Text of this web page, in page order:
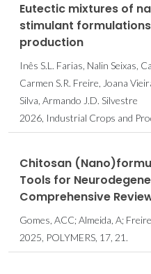
Eutectic mixtures of
stimulant
production
Inês S.L. Farias, Nalin Seixas,
Carmen S.R. Freire, Joana
Silva, Armando J.D. Silvestre
2026, Industrial Crops and
Chitosan
Tools for
Comprehensive
Gomes, ACC; Almeida, A;
2025, POLYMERS, 17, 21.